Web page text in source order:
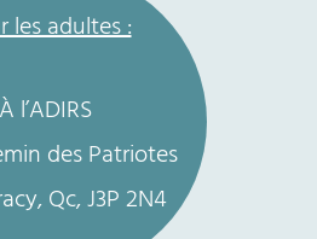
les adultes :
À l’ADIRS
des Patriotes
Qc, J3P 2N4